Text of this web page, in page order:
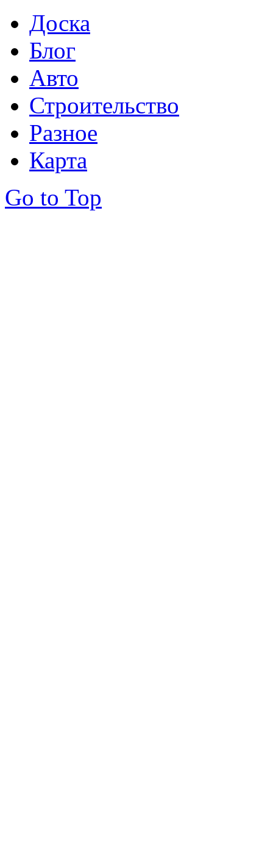
Доска
Блог
Авто
Строительство
Разное
Карта
Go to Top